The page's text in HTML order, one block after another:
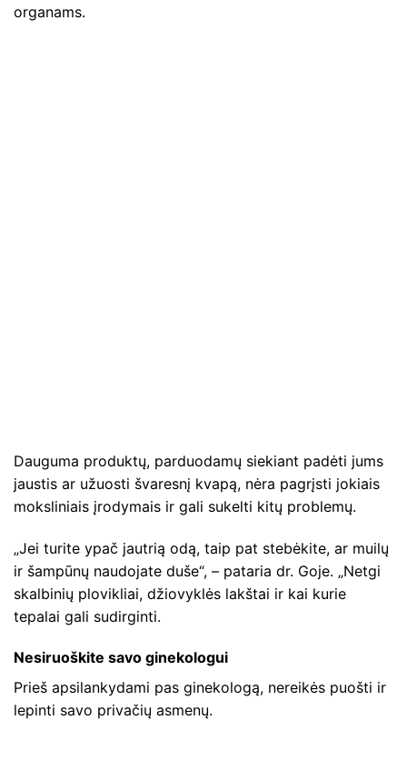
organams.
Dauguma produktų, parduodamų siekiant padėti jums
jaustis ar užuosti švaresnį kvapą, nėra pagrįsti jokiais
moksliniais įrodymais ir gali sukelti kitų problemų.
„Jei turite ypač jautrią odą, taip pat stebėkite, ar muilų
ir šampūnų naudojate duše“, – pataria dr. Goje. „Netgi
skalbinių plovikliai, džiovyklės lakštai ir kai kurie
tepalai gali sudirginti.
Nesiruoškite savo ginekologui
Prieš apsilankydami pas ginekologą, nereikės puošti ir
lepinti savo privačių asmenų.